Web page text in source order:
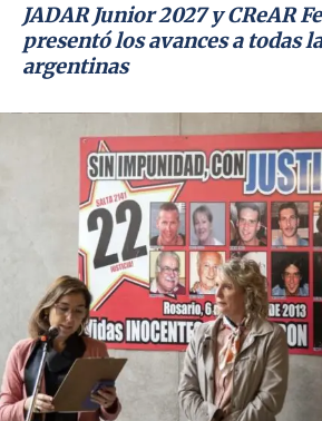
JADAR Junior 2027 y CReAR
presentó los avances a todas
argentinas